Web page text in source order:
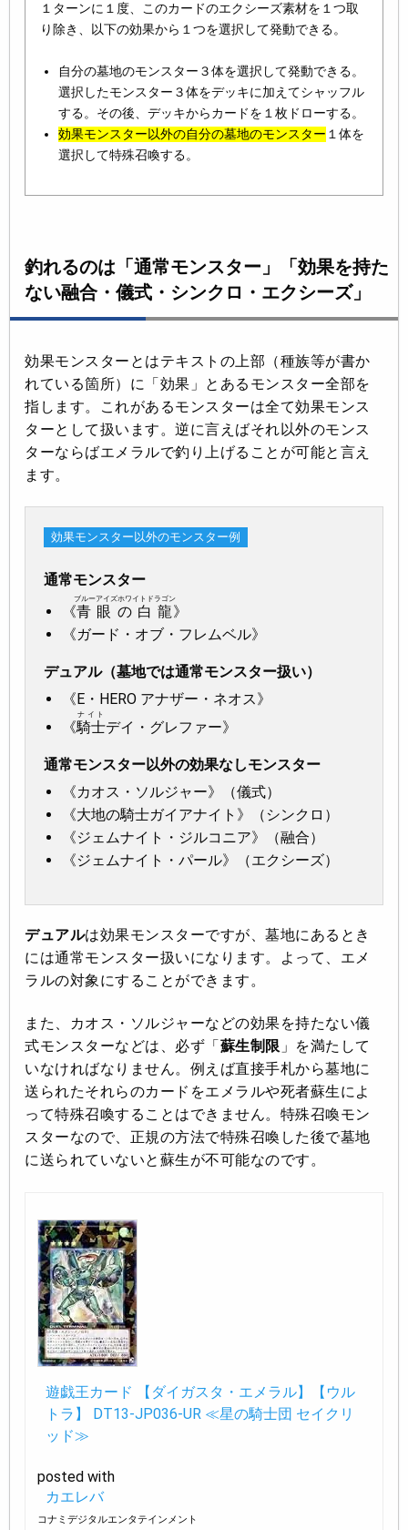
１ターンに１度、このカードのエクシーズ素材を１つ取
り除き、以下の効果から１つを選択して発動できる。
自分の墓地のモンスター３体を選択して発動できる。
選択したモンスター３体をデッキに加えてシャッフル
する。その後、デッキからカードを１枚ドローする。
効果モンスター以外の自分の墓地のモンスター １体を
選択して特殊召喚する。
釣れるのは「通常モンスター」「効果を持た
ない融合・儀式・シンクロ・エクシーズ」
効果モンスターとはテキストの上部（種族等が書か
れている箇所）に「効果」とあるモンスター全部を
指します。これがあるモンスターは全て効果モンス
ターとして扱います。逆に言えばそれ以外のモンス
ターならばエメラルで釣り上げることが可能と言え
ます。
効果モンスター以外のモンスター例
通常モンスター
《青眼の白龍
ブルーアイズホワイトドラゴン
》
《ガード・オブ・フレムベル》
デュアル（墓地では通常モンスター扱い）
《E・HERO アナザー・ネオス》
《騎士
ナイト
デイ・グレファー》
通常モンスター以外の効果なしモンスター
《カオス・ソルジャー》（儀式）
《大地の騎士ガイアナイト》（シンクロ）
《ジェムナイト・ジルコニア》（融合）
《ジェムナイト・パール》（エクシーズ）
デュアルは効果モンスターですが、墓地にあるとき
には通常モンスター扱いになります。よって、エメ
ラルの対象にすることができます。
また、カオス・ソルジャーなどの効果を持たない儀
式モンスターなどは、必ず「 蘇生制限 」を満たして
いなければなりません。例えば直接手札から墓地に
送られたそれらのカードをエメラルや死者蘇生によ
って特殊召喚することはできません。特殊召喚モン
スターなので、正規の方法で特殊召喚した後で墓地
に送られていないと蘇生が不可能なのです。
遊戯王カード 【ダイガスタ・エメラル】【ウル
トラ】 DT13-JP036-UR ≪星の騎士団 セイクリ
ッド≫
posted with
カエレバ
コナミデジタルエンタテインメント